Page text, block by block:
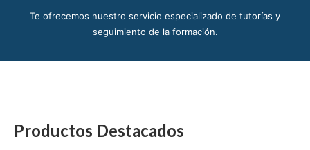
Te ofrecemos nuestro servicio especializado de tutorías y
seguimiento de la formación.
Productos Destacados